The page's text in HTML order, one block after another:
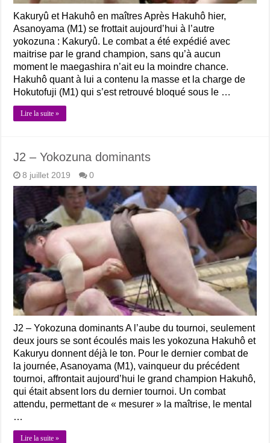
Kakuryû et Hakuhô en maîtres Après Hakuhô hier,
Asanoyama (M1) se frottait aujourd’hui à l’autre
yokozuna : Kakuryû. Le combat a été expédié avec
maitrise par le grand champion, sans qu’à aucun
moment le maegashira n’ait eu la moindre chance.
Hakuhô quant à lui a contenu la masse et la charge de
Hokutofuji (M1) qui s’est retrouvé bloqué sous le …
Lire la suite »
J2 – Yokozuna dominants
8 juillet 2019 0
J2 – Yokozuna dominants A l’aube du tournoi, seulement
deux jours se sont écoulés mais les yokozuna Hakuhô et
Kakuryu donnent déjà le ton. Pour le dernier combat de
la journée, Asanoyama (M1), vainqueur du précédent
tournoi, affrontait aujourd’hui le grand champion Hakuhô,
qui était absent lors du dernier tournoi. Un combat
attendu, permettant de « mesurer » la maîtrise, le mental
…
Lire la suite »